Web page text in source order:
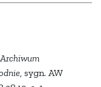
Archiwum
, sygn. AW